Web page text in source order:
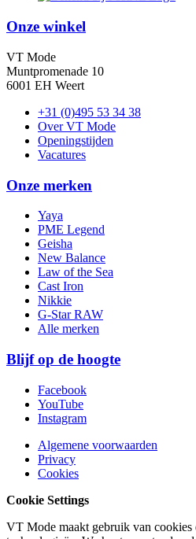
Onze winkel
VT Mode
Muntpromenade 10
6001 EH Weert
+31 (0)495 53 34 38
Over VT Mode
Openingstijden
Vacatures
Onze merken
Yaya
PME Legend
Geisha
New Balance
Law of the Sea
Cast Iron
Nikkie
G-Star RAW
Alle merken
Blijf op de hoogte
Facebook
YouTube
Instagram
Algemene voorwaarden
Privacy
Cookies
Cookie Settings
VT Mode maakt gebruik van cookies